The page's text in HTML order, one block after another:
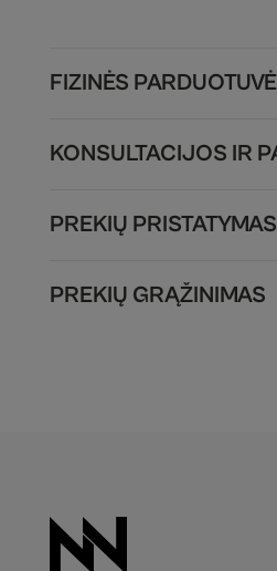
FIZINĖS
KONSULTACIJOS IR
PREKIŲ PRISTATYMAS
PREKIŲ GRĄŽINIMAS